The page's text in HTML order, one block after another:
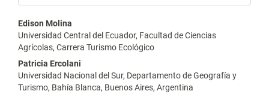
Contenido
principal
del
artículo
Edison Molina
Universidad Central del Ecuador, Facultad de Ciencias
Agrícolas, Carrera Turismo Ecológico
Patricia Ercolani
Universidad Nacional del Sur, Departamento de Geografía y
Turismo, Bahía Blanca, Buenos Aires, Argentina